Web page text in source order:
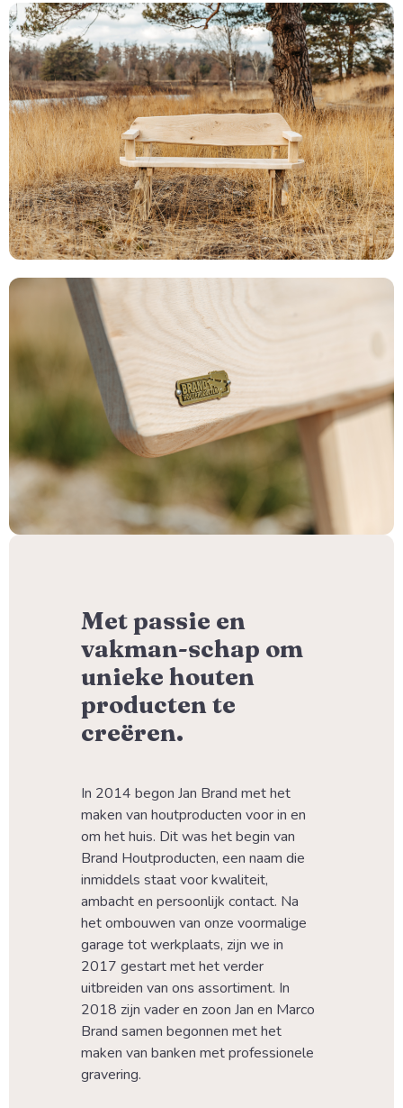
Met passie en
vakman-schap om
unieke houten
producten te
creëren.
In 2014 begon Jan Brand met het
maken van houtproducten voor in en
om het huis. Dit was het begin van
Brand Houtproducten, een naam die
inmiddels staat voor kwaliteit,
ambacht en persoonlijk contact. Na
het ombouwen van onze voormalige
garage tot werkplaats, zijn we in
2017 gestart met het verder
uitbreiden van ons assortiment. In
2018 zijn vader en zoon Jan en Marco
Brand samen begonnen met het
maken van banken met professionele
gravering.